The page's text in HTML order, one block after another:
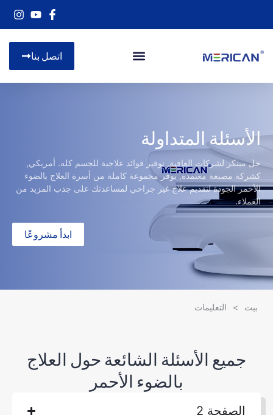
اتصل بنا
الأسئلة المتداولة
حل مبتكر لشركات العافية, توفير فوائد علاجية للجسم كله. أمريكي,
كشركة مصنعة معتمدة, يوفر مجموعة كاملة من أسرة العلاج بالضوء
الأحمر الجودة لتقديم علاج غير جراحي لمساعدتك على جذب المزيد من
العملاء.
ابدأ مشروعًا
بيت > التعليمات
جميع الأسئلة الشائعة حول العلاج
بالضوء الأحمر
الصفحة 2